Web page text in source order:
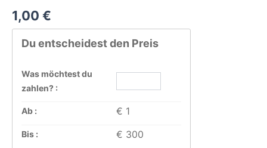
1,00 €
Du entscheidest den Preis
Was möchtest du
zahlen? :
Ab : € 1
Bis : € 300